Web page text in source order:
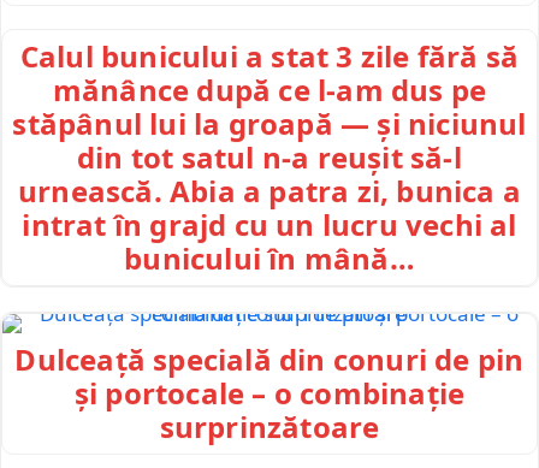
Calul bunicului a stat 3 zile fără să
mănânce după ce l-am dus pe
stăpânul lui la groapă — și niciunul
din tot satul n-a reușit să-l
urnească. Abia a patra zi, bunica a
intrat în grajd cu un lucru vechi al
bunicului în mână…
Dulceață specială din conuri de pin
și portocale – o combinație
surprinzătoare